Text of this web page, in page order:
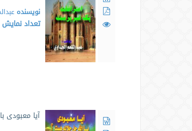
نویسنده
تعداد نمایش
آیا معبودی